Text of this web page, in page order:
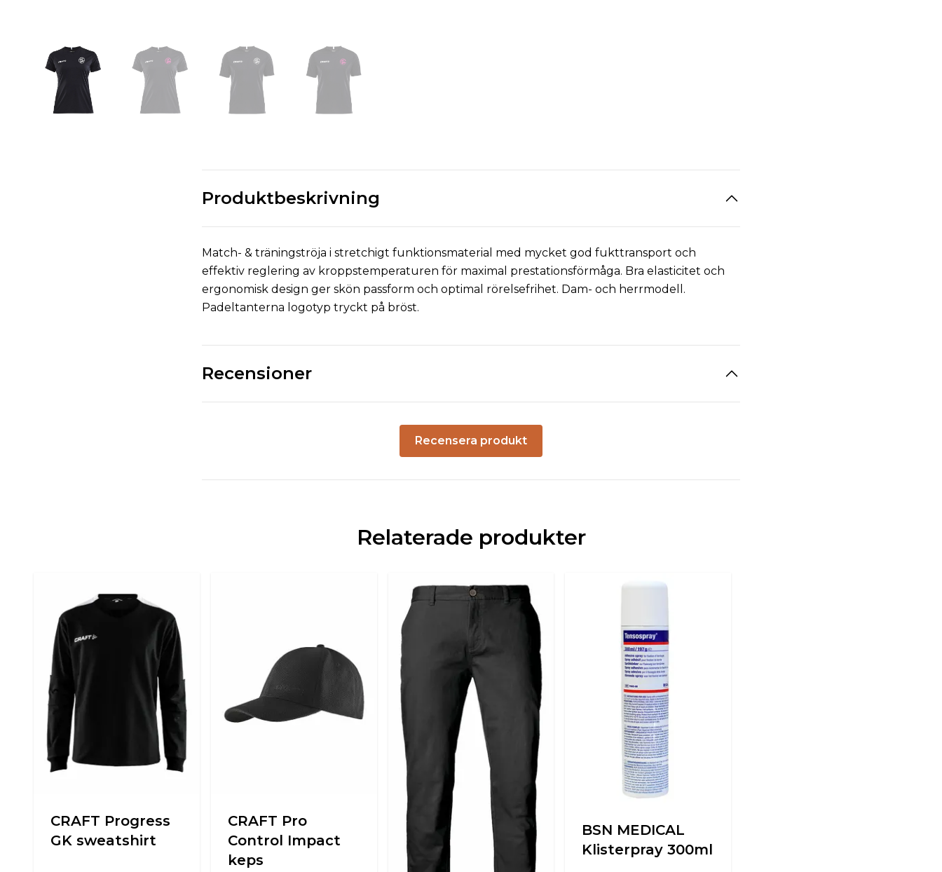
Produktbeskrivning
Match- & träningströja i stretchigt funktionsmaterial med mycket god fukttransport och
effektiv reglering av kroppstemperaturen för maximal prestationsförmåga. Bra elasticitet och
ergonomisk design ger skön passform och optimal rörelsefrihet. Dam- och herrmodell.
Padeltanterna logotyp tryckt på bröst.
Recensioner
Recensera produkt
Relaterade produkter
CRAFT Progress
GK sweatshirt
CRAFT Pro
Control Impact
keps
BSN MEDICAL
Klisterpray 300ml